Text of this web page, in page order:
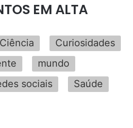
EM ALTA
Ciência
Curiosidades
mundo
sociais
Saúde